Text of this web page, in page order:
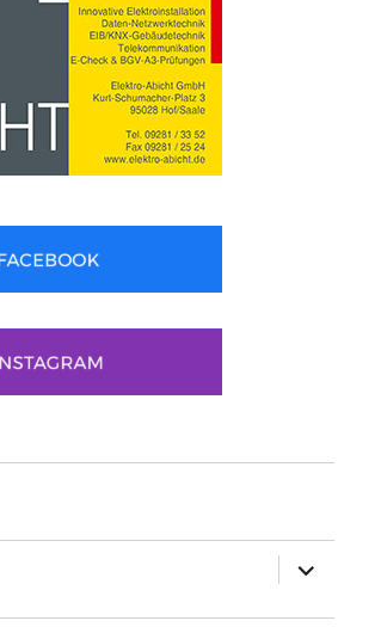
anzeigen